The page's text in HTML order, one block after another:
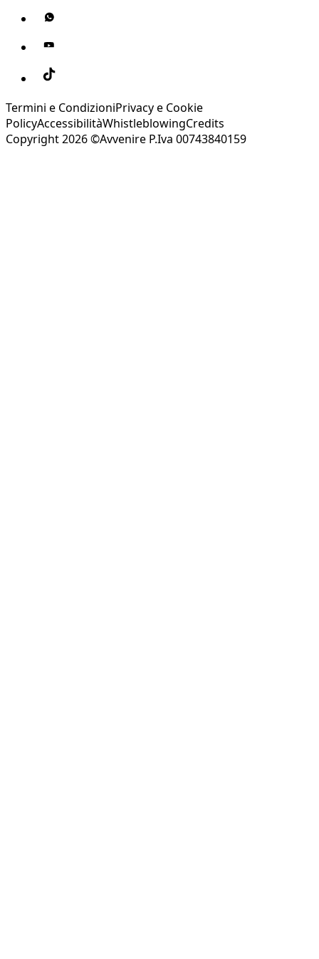
Termini e CondizioniPrivacy e Cookie
PolicyAccessibilitàWhistleblowingCredits
Copyright 2026 ©Avvenire P.Iva 00743840159